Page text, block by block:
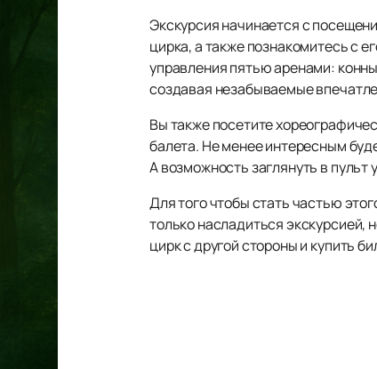
Экскурсия начинается с
цирка, а также познакомитесь с
управления пятью аренами:
создавая незабываемые
Вы также посетите
балета. Не менее интересным
А возможность заглянуть в
Для того чтобы стать частью
только насладиться
цирк с другой стороны и купить